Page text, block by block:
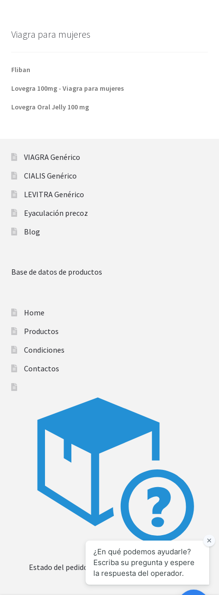
Viagra para mujeres
Fliban
Lovegra 100mg - Viagra para mujeres
Lovegra Oral Jelly 100 mg
VIAGRA Genérico
CIALIS Genérico
LEVITRA Genérico
Eyaculación precoz
Blog
Base de datos de productos
Home
Productos
Condiciones
Contactos
Estado del pedido